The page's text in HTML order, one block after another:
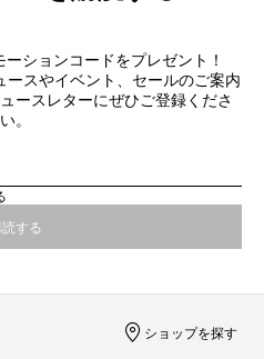
ションコードをプレゼント！
スやイベント、セールのご案内
ースレターにぜひご登録くださ
い。
読する
ショップを探す